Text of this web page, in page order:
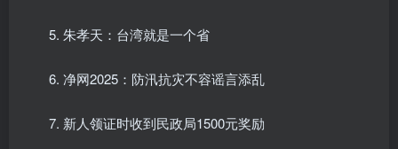
5. 朱孝天：台湾就是一个省
6. 净网2025：防汛抗灾不容谣言添乱
7. 新人领证时收到民政局1500元奖励